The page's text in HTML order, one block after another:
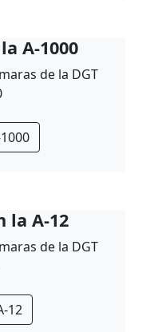
A-1000
de la DGT
la A-12
de la DGT
12